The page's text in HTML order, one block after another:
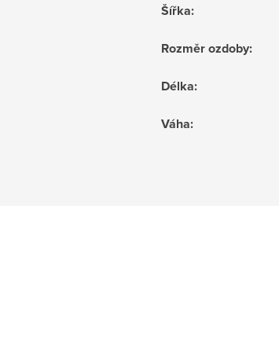
Šířka:
Rozměr ozdoby:
Délka:
Váha: